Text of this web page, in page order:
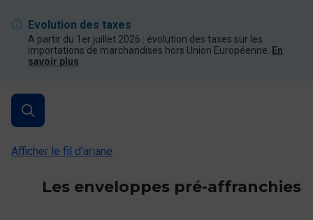
Evolution des taxes
A partir du 1er juillet 2026 : évolution des taxes sur les
importations de marchandises hors Union Européenne.
En
savoir plus
Afficher le fil d'ariane
Les enveloppes pré-affranchies